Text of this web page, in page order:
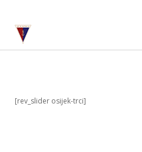
[rev_slider osijek-trci]